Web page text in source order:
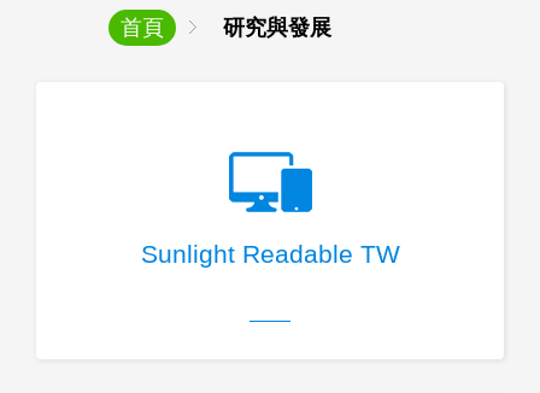
首頁 研究與發展
Sunlight Readable TW